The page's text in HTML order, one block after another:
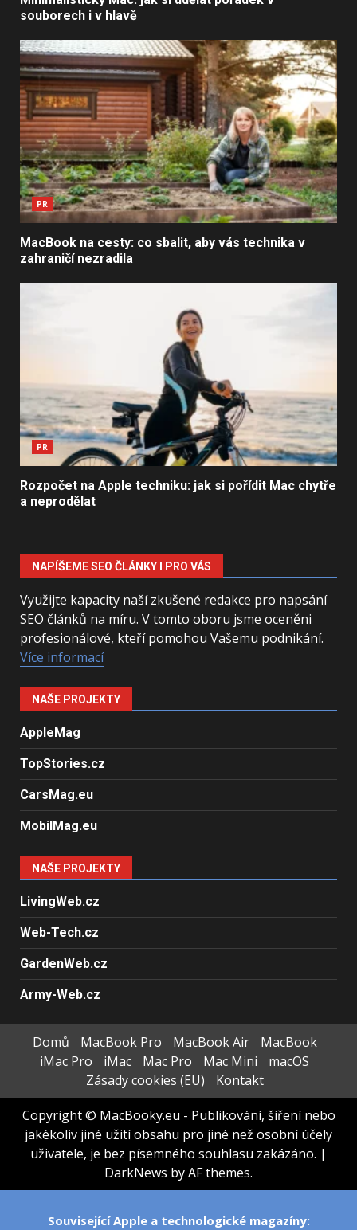
souborech i v hlavě
PR
MacBook na cesty: co sbalit, aby vás technika v
zahraničí nezradila
PR
Rozpočet na Apple techniku: jak si pořídit Mac chytře
a neprodělat
NAPÍŠEME SEO ČLÁNKY I PRO VÁS
Využijte kapacity naší zkušené redakce pro napsání
SEO článků na míru. V tomto oboru jsme oceněni
profesionálové, kteří pomohou Vašemu podnikání.
Více informací
NAŠE PROJEKTY
AppleMag
TopStories.cz
CarsMag.eu
MobilMag.eu
NAŠE PROJEKTY
LivingWeb.cz
Web-Tech.cz
GardenWeb.cz
Army-Web.cz
Domů MacBook Pro MacBook Air
MacBook
iMac Pro
iMac Mac Pro Mac Mini
macOS
Zásady cookies (EU)
Kontakt
Copyright © MacBooky.eu - Publikování, šíření nebo
jakékoliv jiné užití obsahu pro jiné než osobní účely
uživatele, je bez písemného souhlasu zakázáno. |
DarkNews by AF themes.
Související Apple a technologické magazíny: